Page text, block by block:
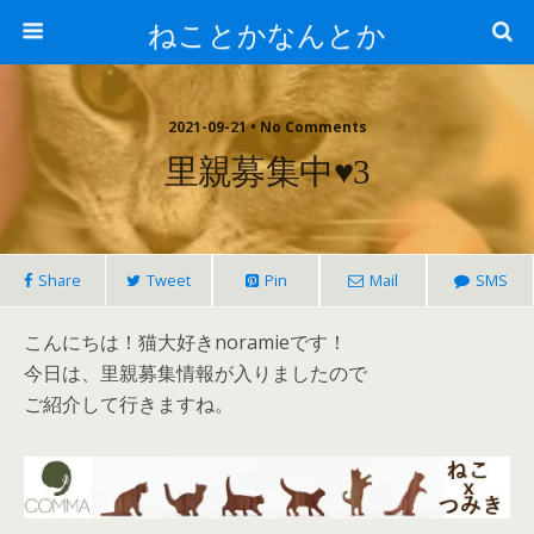
ねことかなんとか
2021-09-21 • No Comments
里親募集中♥3
Share Tweet Pin Mail SMS
こんにちは！猫大好きnoramieです！
今日は、里親募集情報が入りましたので
ご紹介して行きますね。